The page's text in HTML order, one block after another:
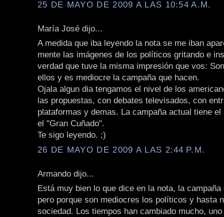
25 DE MAYO DE 2009 A LAS 10:54 A.M.
María José dijo...
A medida que iba leyendo la nota se me iban
mente las imágenes de los políticos gritando e
verdad que tuve la misma impresión que vos:
ellos y es mediocre la campaña que hacen.
Ojala algun dia tengamos el nivel de los
las propuestas, con debates televisados, con
plataformas y demas. La campaña actual tiene
el "Gran Cuñado".
Te sigo leyendo. ;)
26 DE MAYO DE 2009 A LAS 2:44 P.M.
Armando dijo...
Está muy bien lo que dice en la nota, la
pero porque son mediocres los políticos y hasta
sociedad. Los tiempos han cambiado mucho,